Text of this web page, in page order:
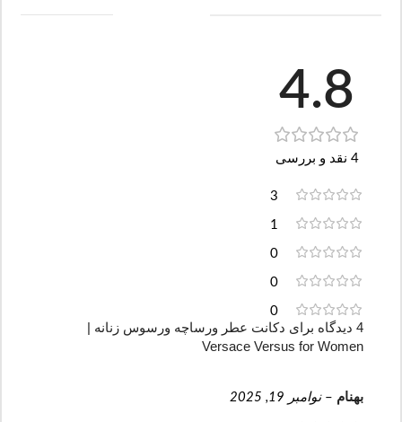
4.8
4 نقد و بررسی
3
1
0
0
0
4 دیدگاه برای
دکانت عطر ورساچه ورسوس زنانه |
Versace Versus for Women
بهنام – نوامبر 19, 2025